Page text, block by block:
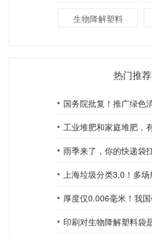
生物降解塑料
热门推荐